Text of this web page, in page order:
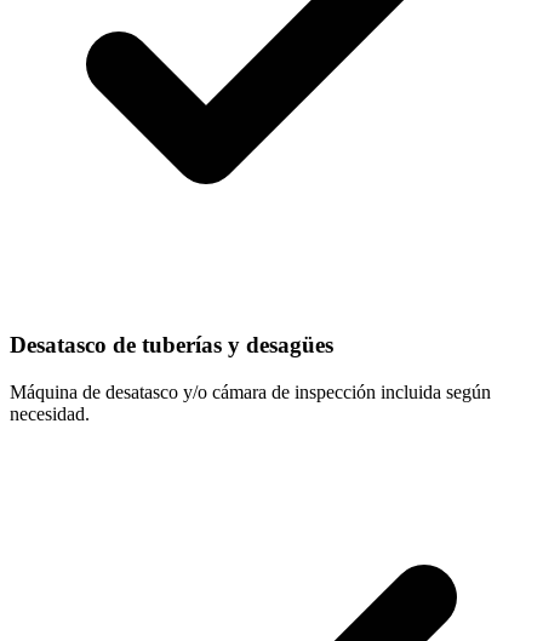
Desatasco de tuberías y desagües
Máquina de desatasco y/o cámara de inspección incluida según
necesidad.